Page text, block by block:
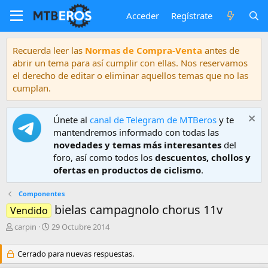
Acceder Regístrate
Recuerda leer las Normas de Compra-Venta antes de
abrir un tema para así cumplir con ellas. Nos reservamos
el derecho de editar o eliminar aquellos temas que no las
cumplan.
Únete al canal de Telegram de MTBeros y te
mantendremos informado con todas las
novedades y temas más interesantes del
foro, así como todos los descuentos, chollos y
ofertas en productos de ciclismo.
Componentes
Vendido bielas campagnolo chorus 11v
A
o
carpin
F
h
29 Octubre 2014
Cerrado para nuevas respuestas.